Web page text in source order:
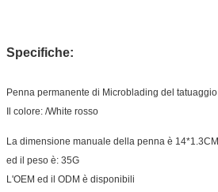
Specifiche:
Penna permanente di Microblading del
Il colore: /White rosso
La dimensione manuale della penna è 14*1.3CM
ed il peso è: 35G
L'OEM ed il ODM è disponibili